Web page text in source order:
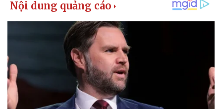
Thế giới thể thao
eSports
Hậu trường